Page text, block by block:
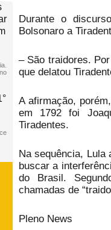
Durante o
Bolsonaro a
– São traidores.
que delatou
A afirmação,
em 1792 foi
Tiradentes.
Na sequência, Lula
buscar a
do Brasil.
chamadas de
Pleno News